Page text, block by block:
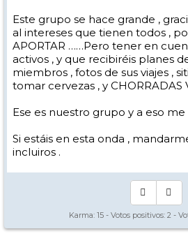
Este grupo se hace grande ,
al intereses que tienen todos ,
APORTAR ……Pero tener en
activos , y que recibiréis planes
miembros , fotos de sus viajes ,
tomar cervezas , y CHORRADAS
Ese es nuestro grupo y a eso me
Si estáis en esta onda ,
incluiros .
Karma: 15 - Votos positivos: 2 -